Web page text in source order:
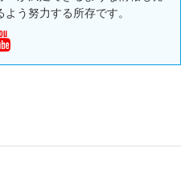
う努力する所存です。